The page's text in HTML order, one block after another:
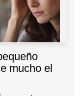
mucho el